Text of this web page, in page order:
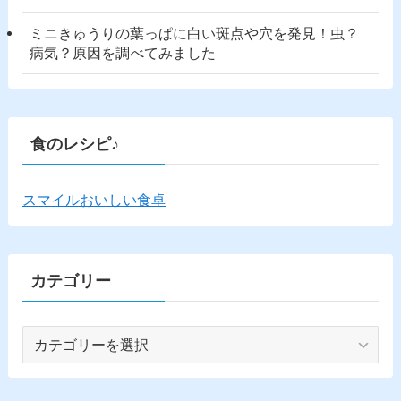
ミニきゅうりの葉っぱに白い斑点や穴を発見！虫？
病気？原因を調べてみました
食のレシピ♪
スマイルおいしい食卓
カテゴリー
ゴ